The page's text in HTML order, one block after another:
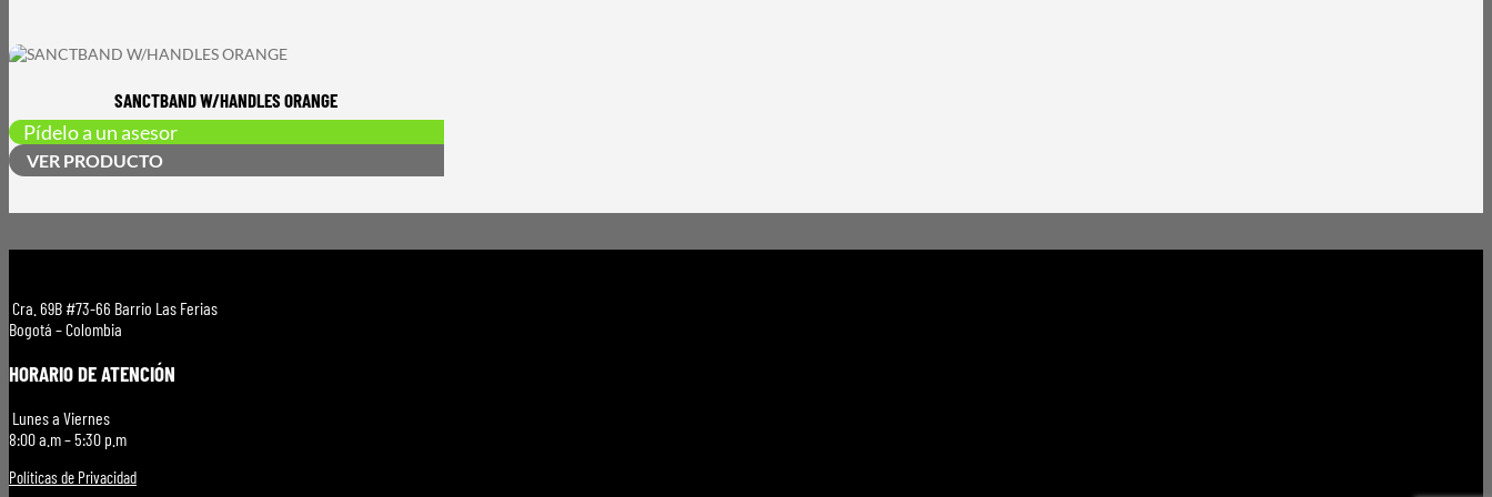
SANCTBAND W/HANDLES ORANGE
Pídelo a un asesor
VER PRODUCTO
Cra. 69B #73-66 Barrio Las Ferias
Bogotá – Colombia
HORARIO DE ATENCIÓN
Lunes a Viernes
8:00 a.m – 5:30 p.m
Políticas de Privacidad